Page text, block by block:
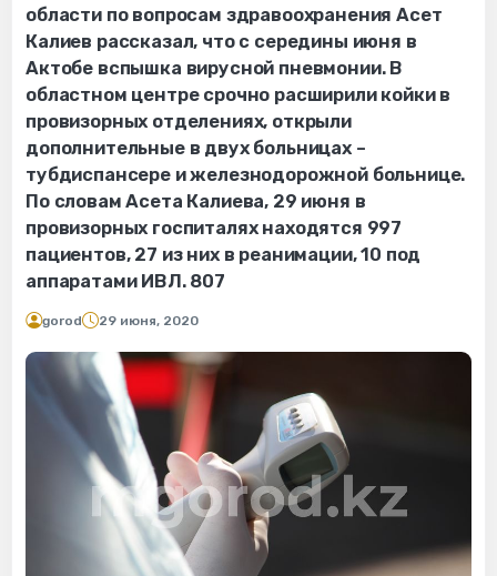
области по вопросам здравоохранения Асет
Калиев рассказал, что с середины июня в
Актобе вспышка вирусной пневмонии. В
областном центре срочно расширили койки в
провизорных отделениях, открыли
дополнительные в двух больницах –
тубдиспансере и железнодорожной больнице.
По словам Асета Калиева, 29 июня в
провизорных госпиталях находятся 997
пациентов, 27 из них в реанимации, 10 под
аппаратами ИВЛ. 807
gorod 29 июня, 2020